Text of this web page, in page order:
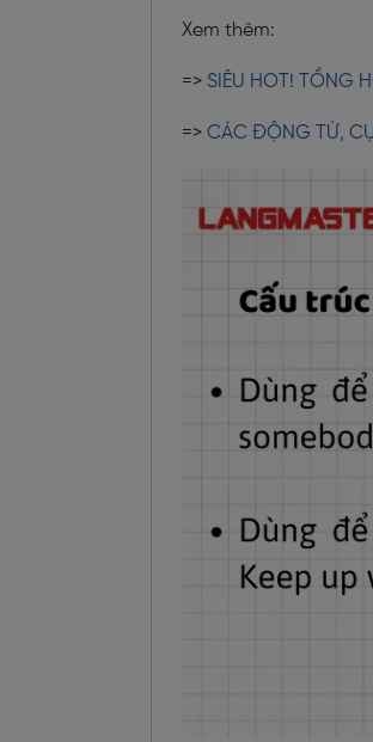
Xem thêm:
=> SIÊU HOT! TỔNG
=> CÁC ĐỘNG TỪ,